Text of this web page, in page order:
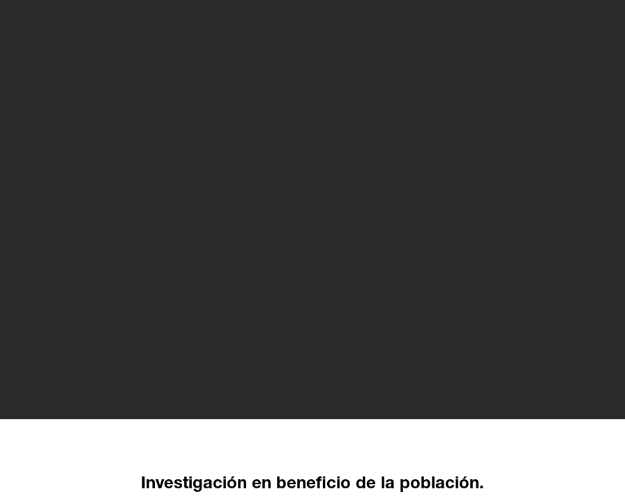
Investigación en beneficio de la población.